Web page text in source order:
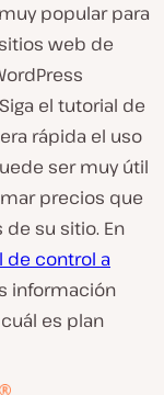
popular para
web de
el tutorial de
rápida el uso
ser muy útil
precios que
su sitio. En
de control a
información
es plan